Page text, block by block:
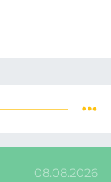
08.08.2026